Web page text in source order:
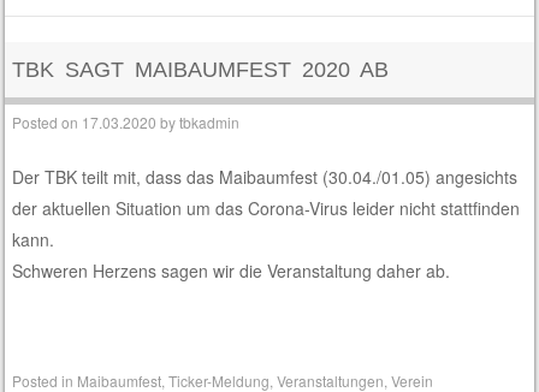
TBK SAGT MAIBAUMFEST 2020 AB
Posted on 17.03.2020 bytbkadmin
Der TBK teilt mit, dass das Maibaumfest (30.04./01.05) angesichts
der aktuellen Situation um das Corona-Virus leider nicht stattfinden
kann.
Schweren Herzens sagen wir die Veranstaltung daher ab.
Posted in Maibaumfest ,Ticker-Meldung ,Veranstaltungen ,Verein